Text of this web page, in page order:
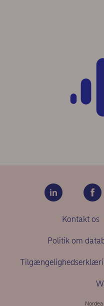
Kontakt os
Politik om